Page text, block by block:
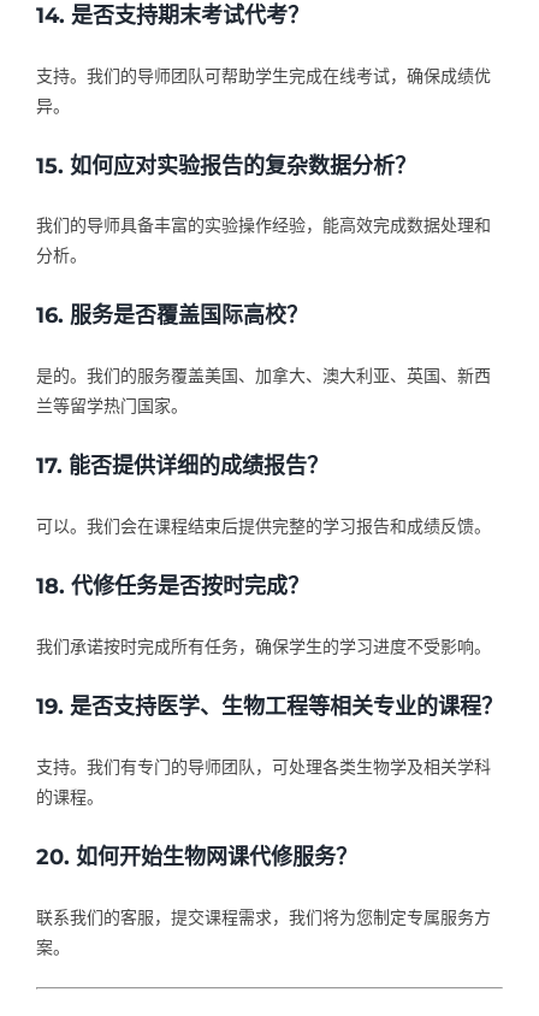
14. 是否支持期末考试代考？
支持。我们的导师团队可帮助学生完成在线考试，确保成绩优
异。
15. 如何应对实验报告的复杂数据分析？
我们的导师具备丰富的实验操作经验，能高效完成数据处理和
分析。
16. 服务是否覆盖国际高校？
是的。我们的服务覆盖美国、加拿大、澳大利亚、英国、新西
兰等留学热门国家。
17. 能否提供详细的成绩报告？
可以。我们会在课程结束后提供完整的学习报告和成绩反馈。
18. 代修任务是否按时完成？
我们承诺按时完成所有任务，确保学生的学习进度不受影响。
19. 是否支持医学、生物工程等相关专业的课程？
支持。我们有专门的导师团队，可处理各类生物学及相关学科
的课程。
20. 如何开始生物网课代修服务？
联系我们的客服，提交课程需求，我们将为您制定专属服务方
案。